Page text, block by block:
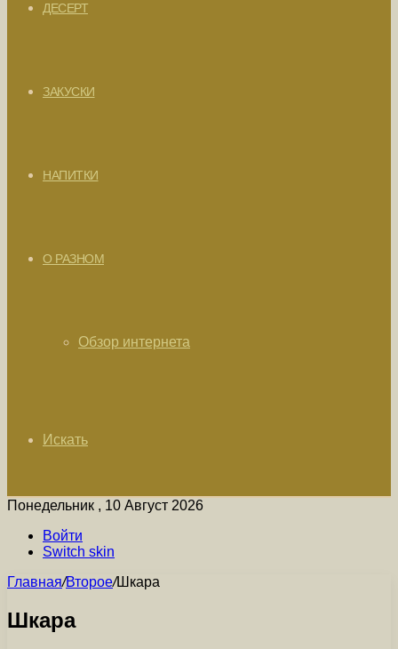
ДЕСЕРТ
ЗАКУСКИ
НАПИТКИ
О РАЗНОМ
Обзор интернета
Искать
Понедельник , 10 Август 2026
Войти
Switch skin
Главная/Второе/Шкара
Шкара